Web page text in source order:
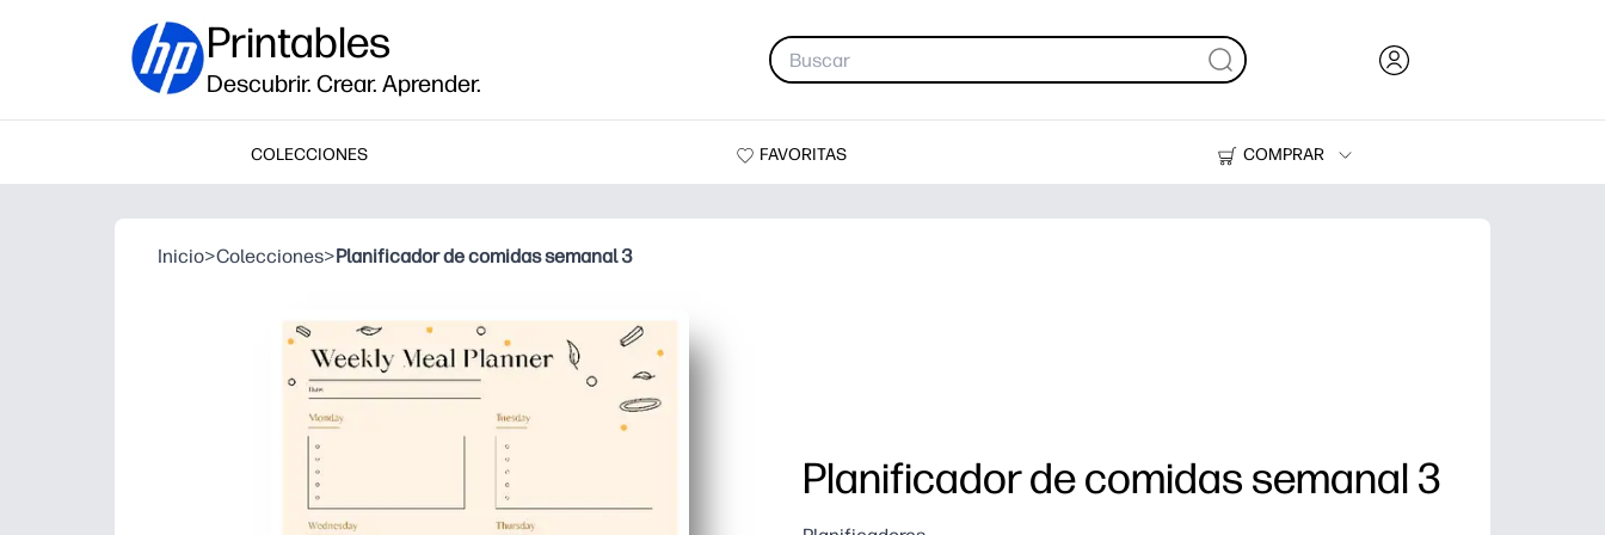
Printables
Descubrir. Crear. Aprender.
COLECCIONES FAVORITAS
COMPRAR
Impresoras
Inicio>Colecciones>Planificador de comidas semanal 3
Planificador de comidas semanal 3